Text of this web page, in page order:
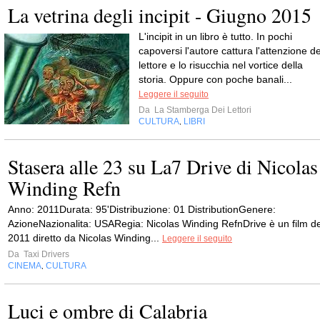
La vetrina degli incipit - Giugno 2015
L'incipit in un libro è tutto. In pochi
capoversi l'autore cattura l'attenzione
lettore e lo risucchia nel vortice della
storia. Oppure con poche banali...
Leggere il seguito
Da La Stamberga Dei Lettori
CULTURA LIBRI
Stasera alle 23 su La7 Drive di Nicolas
Winding Refn
Anno: 2011Durata: 95'Distribuzione: 01 DistributionGenere:
AzioneNazionalita: USARegia: Nicolas Winding RefnDrive è un film
2011 diretto da Nicolas Winding...
Leggere il seguito
Da Taxi Drivers
CINEMA CULTURA
Luci e ombre di Calabria